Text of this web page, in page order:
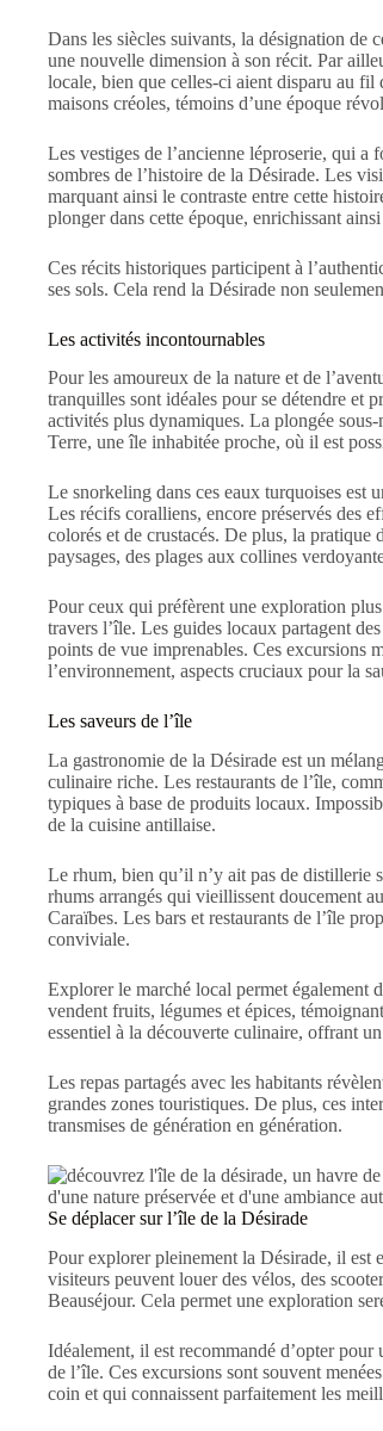
Dans les siècles suivants, la désignation de
une nouvelle dimension à son récit. Par
locale, bien que celles-ci aient disparu au fil
maisons créoles, témoins d’une époque
Les vestiges de l’ancienne léproserie, qui a
sombres de l’histoire de la Désirade. Les
marquant ainsi le contraste entre cette
plonger dans cette époque, enrichissant
Ces récits historiques participent à
ses sols. Cela rend la Désirade non
Les activités incontournables
Pour les amoureux de la nature et de
tranquilles sont idéales pour se détendre et
activités plus dynamiques. La plongée
Terre, une île inhabitée proche, où il est
Le snorkeling dans ces eaux turquoises est
Les récifs coralliens, encore préservés des
colorés et de crustacés. De plus, la pratique
paysages, des plages aux collines
Pour ceux qui préfèrent une exploration
travers l’île. Les guides locaux partagent
points de vue imprenables. Ces excursions
l’environnement, aspects cruciaux pour la
Les saveurs de l’île
La gastronomie de la Désirade est un
culinaire riche. Les restaurants de l’île,
typiques à base de produits locaux.
de la cuisine antillaise.
Le rhum, bien qu’il n’y ait pas de distillerie
rhums arrangés qui vieillissent doucement
Caraïbes. Les bars et restaurants de l’île
conviviale.
Explorer le marché local permet également
vendent fruits, légumes et épices,
essentiel à la découverte culinaire, offrant
Les repas partagés avec les habitants
grandes zones touristiques. De plus, ces
transmises de génération en génération.
Se déplacer sur l’île de la Désirade
Pour explorer pleinement la Désirade, il est
visiteurs peuvent louer des vélos, des
Beauséjour. Cela permet une exploration
Idéalement, il est recommandé d’opter
de l’île. Ces excursions sont souvent
coin et qui connaissent parfaitement les